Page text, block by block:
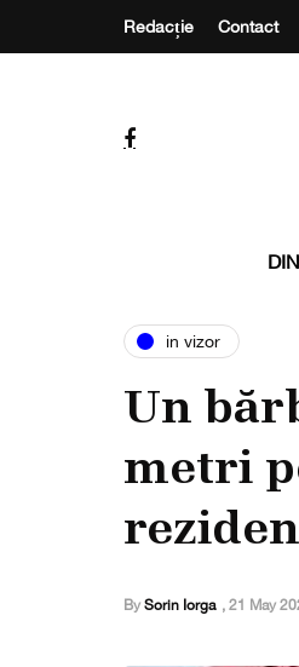
Redacție Contact
in vizor
Un
metri
By Sorin Iorga , 21 May